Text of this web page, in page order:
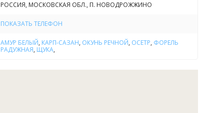
с нормой вылова 5 кг карповых / 3.7 кг сома / 4,5 кг
300 рублей за 1 кг карповых / 350 рублей за 1 кг
РОССИЯ, МОСКОВСКАЯ ОБЛ., П. НОВОДРОЖЖИНО
ПОКАЗАТЬ ТЕЛЕФОН
АМУР БЕЛЫЙ, КАРП-САЗАН, ОКУНЬ РЕЧНОЙ, ОСЕТР, ФОРЕЛЬ
РАДУЖНАЯ, ЩУКА,